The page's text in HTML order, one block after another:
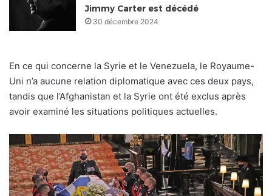
Jimmy Carter est décédé
30 décembre 2024
En ce qui concerne la Syrie et le Venezuela, le Royaume-
Uni n’a aucune relation diplomatique avec ces deux pays,
tandis que l’Afghanistan et la Syrie ont été exclus après
avoir examiné les situations politiques actuelles.